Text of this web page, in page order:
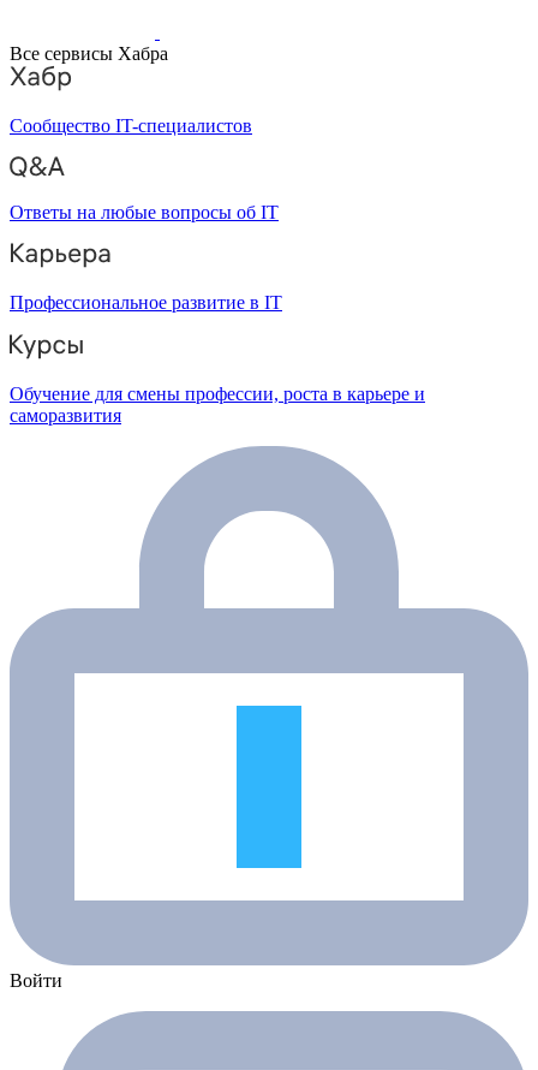
Все сервисы Хабра
Сообщество IT-специалистов
Ответы на любые вопросы об IT
Профессиональное развитие в IT
Обучение для смены профессии, роста в карьере и
саморазвития
Войти